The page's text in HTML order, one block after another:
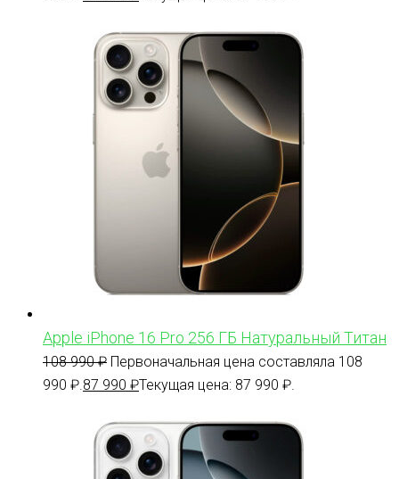
Apple iPhone 16 Pro 256 ГБ Натуральный Титан
108 990₽ Первоначальная цена составляла 108
990 ₽. 87 990 ₽Текущая цена: 87 990 ₽.